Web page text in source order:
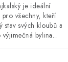
je ideální
všechny, kteří
stav svých kloubů a
výjimečná bylina...